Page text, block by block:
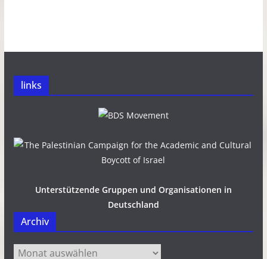
links
Unterstützende Gruppen und Organisationen in
Deutschland
Archiv
Archiv